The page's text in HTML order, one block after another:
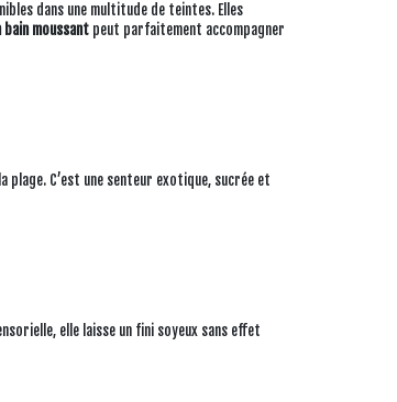
dans une multitude de teintes. Elles
moussantpeut parfaitement accompagner
plage. C’est une senteur exotique, sucrée et
elle laisse un fini soyeux sans effet